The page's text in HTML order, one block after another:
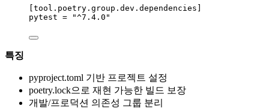
[tool.poetry.group.dev.dependencies]
pytest = "^7.4.0 "
특징
pyproject.toml 기반 프로젝트 설정
poetry.lock으로 재현 가능한 빌드 보장
개발/프로덕션 의존성 그룹 분리